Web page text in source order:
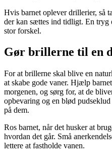
Hvis barnet oplever drillerier, så
der kan sættes ind tidligt. En tryg
stor forskel.
Gør brillerne til en
For at brillerne skal blive en
at skabe gode vaner. Hjælp
morgenen, og sørg for, at de
opbevaring og en blød
på dem.
Ros barnet, når det husker at
hvordan det går. Små
lettere at fastholde vanen.